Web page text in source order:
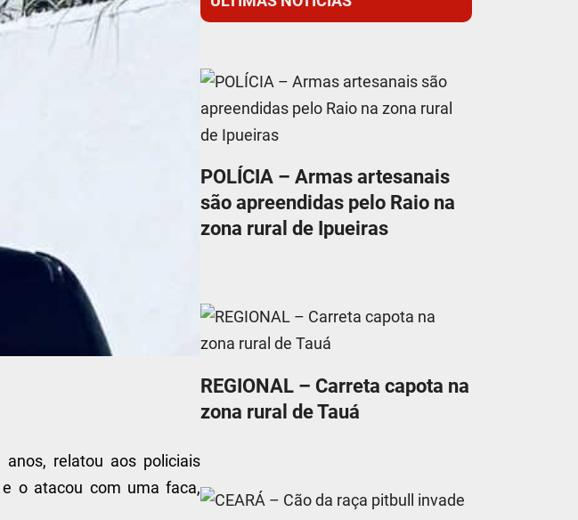
relatou aos policiais
o atacou com uma faca,
POLÍCIA – Armas artesanais
são apreendidas pelo Raio na
zona rural de Ipueiras
REGIONAL – Carreta capota na
zona rural de Tauá